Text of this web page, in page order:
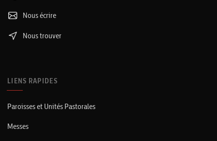
Nous écrire
Nous trouver
LIENS RAPIDES
Paroisses et Unités Pastorales
Messes